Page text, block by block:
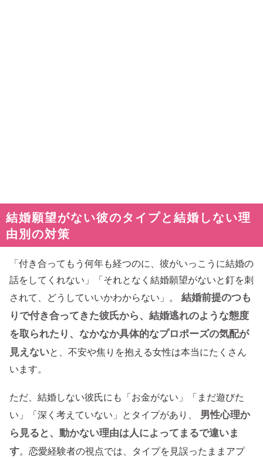
結婚願望がない彼のタイプと結婚しない理
由別の対策
「付き合ってもう何年も経つのに、彼がいっこうに結婚の
話をしてくれない」「それとなく結婚願望がないと釘を刺
されて、どうしていいかわからない」。
結婚前提のつも
りで付き合ってきた彼氏から、結婚逃れのような態度
を取られたり、なかなか具体的なプロポーズの気配が
見えないと、不安や焦りを抱える女性は本当にたくさん
います。
ただ、結婚しない彼氏にも「お金がない」「まだ遊びた
い」「深く考えていない」とタイプがあり、
男性心理か
ら見ると、動かない理由は人によってまるで違いま
す。恋愛経験者の視点では、タイプを見誤ったままアプ